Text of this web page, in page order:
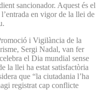
sancionador. Aquest és el
en vigor de la llei de
i Vigilància de la
Sergi Nadal, van fer
el Dia mundial sense
la llei ha estat satisfactòria
que “la ciutadania l’ha
registrat cap conflicte